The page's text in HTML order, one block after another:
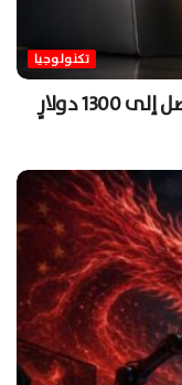
تكنولوجيا
دولارٍ